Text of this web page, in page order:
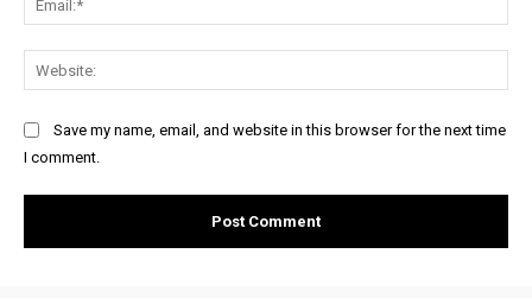
Save my name, email, and website in this browser for the next time
I comment.